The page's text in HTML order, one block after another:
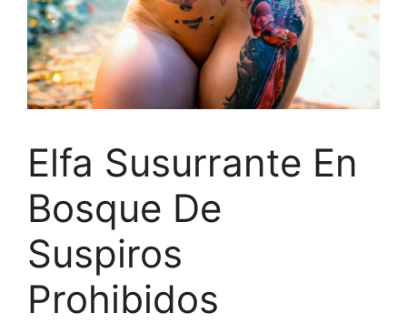
Elfa Susurrante En
Bosque De
Suspiros
Prohibidos